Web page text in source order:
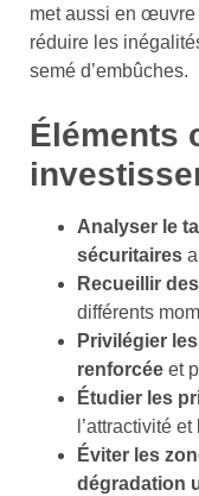
met aussi en
réduire les
semé d’embûches.
Éléments
Analyser le
sécuritaires
Recueillir
différents
Privilégier
renforcée et
Étudier les
l’attractivité
Éviter les
dégradation